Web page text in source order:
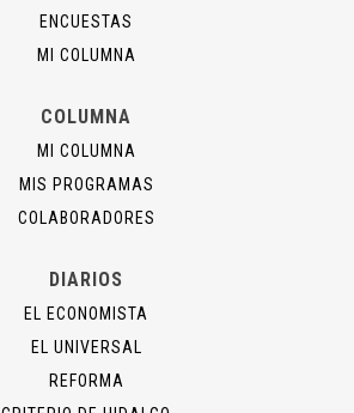
ENCUESTAS
MI COLUMNA
COLUMNA
MI COLUMNA
MIS PROGRAMAS
COLABORADORES
DIARIOS
EL ECONOMISTA
EL UNIVERSAL
REFORMA